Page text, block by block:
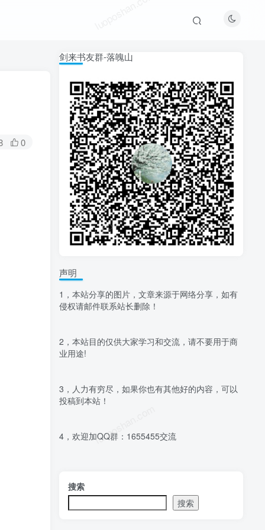
0
luoposhan.com
luoposhan.com
剑来书友群-落魄山
声明
1，本站分享的图片，文章来源于网络分享，如有
侵权请邮件联系站长删除！
2，本站目的仅供大家学习和交流，请不要用于商
业用途!
3，人力有穷尽，如果你也有其他好的内容，可以
投稿到本站！
4，欢迎加QQ群：1655455交流
搜索
搜索